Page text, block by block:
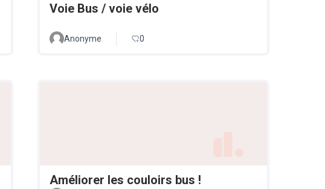
Voie Bus / voie vélo
Anonyme 0
Améliorer les couloirs bus !